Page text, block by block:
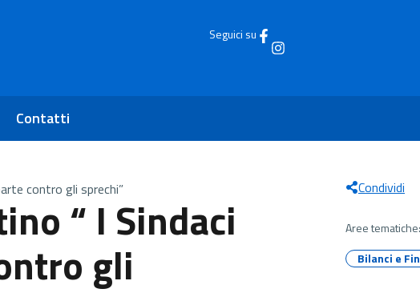
Seguici su
Contatti
contro gli sprechi”
“ I Sindaci
gli
Condividi
Aree tematiche:
Bilanci e